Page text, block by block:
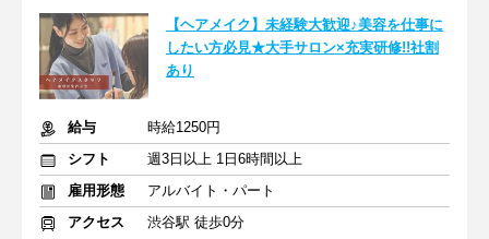
【ヘアメイク】未経験大歓迎♪美容を仕事に
したい方必見★大手サロン×充実研修!!社割
あり
給与
時給1250円
シフト
週3日以上 1日6時間以上
雇用形態
アルバイト・パート
アクセス
渋谷駅 徒歩0分